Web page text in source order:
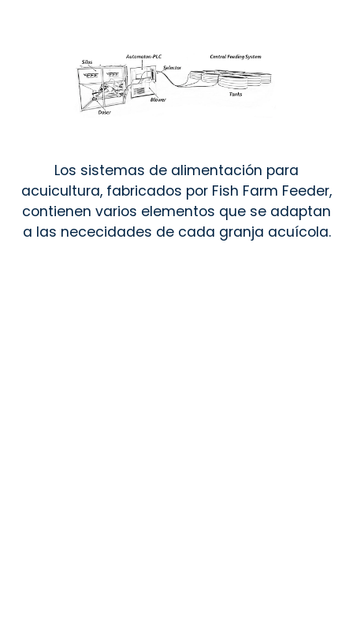
Los sistemas de alimentación para
acuicultura, fabricados por Fish Farm Feeder,
contienen varios elementos que se adaptan
a las nececidades de cada granja acuícola.